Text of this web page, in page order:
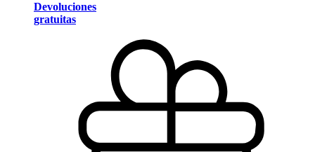
Devoluciones
gratuitas